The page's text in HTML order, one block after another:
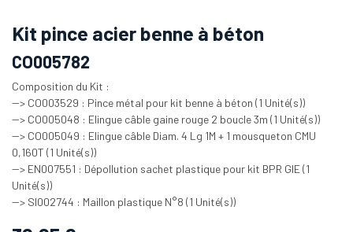
Kit pince acier benne à béton
CO005782
Composition du Kit :
--> CO003529 : Pince métal pour kit benne à béton (1 Unité(s))
--> CO005048 : Elingue câble gaine rouge 2 boucle 3m (1 Unité(s))
--> CO005049 : Elingue câble Diam. 4 Lg 1M + 1 mousqueton CMU
0,160T (1 Unité(s))
--> EN007551 : Dépollution sachet plastique pour kit BPR GIE (1
Unité(s))
--> SI002744 : Maillon plastique N°8 (1 Unité(s))